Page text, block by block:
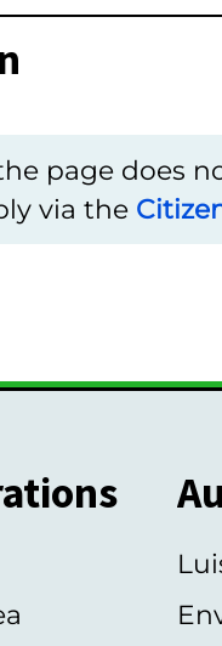
page does
via the